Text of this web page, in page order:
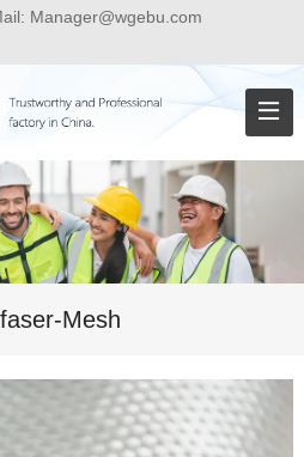
Manager@wgebu.com
Mesh